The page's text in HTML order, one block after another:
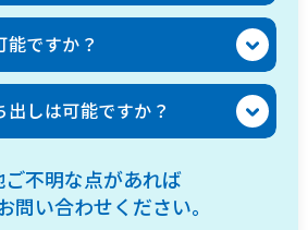
ですか？
しは可能ですか？
ご不明な点があれば
問い合わせください。